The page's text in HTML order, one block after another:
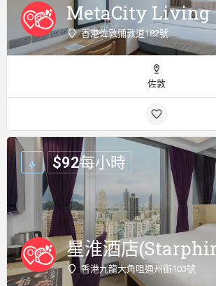
MetaCity Living
香港佐敦彌敦道182號
佐敦
星淮酒店
香港九龍大角咀通州街103號
$92每小時